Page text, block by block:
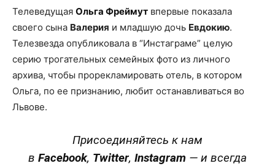
Телеведущая Ольга Фреймут впервые показала
своего сына Валерия и младшую дочь Евдокию.
Телезвезда опубликовала в “Инстаграме” целую
серию трогательных семейных фото из личного
архива, чтобы прорекламировать отель, в котором
Ольга, по ее признанию, любит останавливаться во
Львове.
Присоединяйтесь к нам
в Facebook, Twitter, Instagram — и всегда